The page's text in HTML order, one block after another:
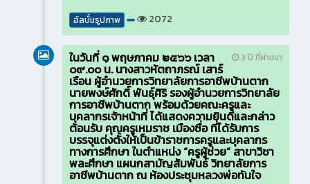
อัลบั้มรูปภาพ 2072
3 ปี ที่ผ่านมา
ในวันที่ ๑ พฤษภาคม ๒๕๖๖ เวลา
๐๙.๐๐ น. นางสาวหัตถาภรณ์ เสาร์
เรือน ผู้อำนวยการวิทยาลัยการอาชีพบ้านตาก
นายพงษ์ศักดิ์ พันธุ์ศิริ รองผู้อำนวยการวิทยาลัย
การอาชีพบ้านตาก พร้อมด้วยคณะครูและ
บุคลากรเจ้าหน้าที่ ได้แสดงความยินดีและกล่าว
ต้อนรับ คุณครูเหมราช เมืองซื่อ ที่ได้รับการ
บรรจุแต่งตั้งให้เป็นข้าราชการครูและบุคลากร
ทางการศึกษา ในตำแหน่ง “ครูผู้ช่วย” สาขาวิชา
พละศึกษา แผนกสามัญสัมพันธ์ วิทยาลัยการ
อาชีพบ้านตาก ณ ห้องประชุมหลวงพ่อทันใจ